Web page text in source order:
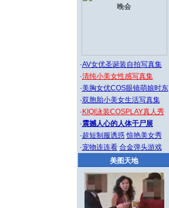
·AV女优圣诞装自拍写真集
·清纯小美女性感写真集
·美胸女优COS眼镜萌娘时东
·双胞胎小美女生活写真集
· KIQI泳装COSPLAY真人秀
·震撼人心的人体干尸展
·超短制服诱惑 惊艳美女秀
·宠物连连看 合金弹头游戏
美图天地